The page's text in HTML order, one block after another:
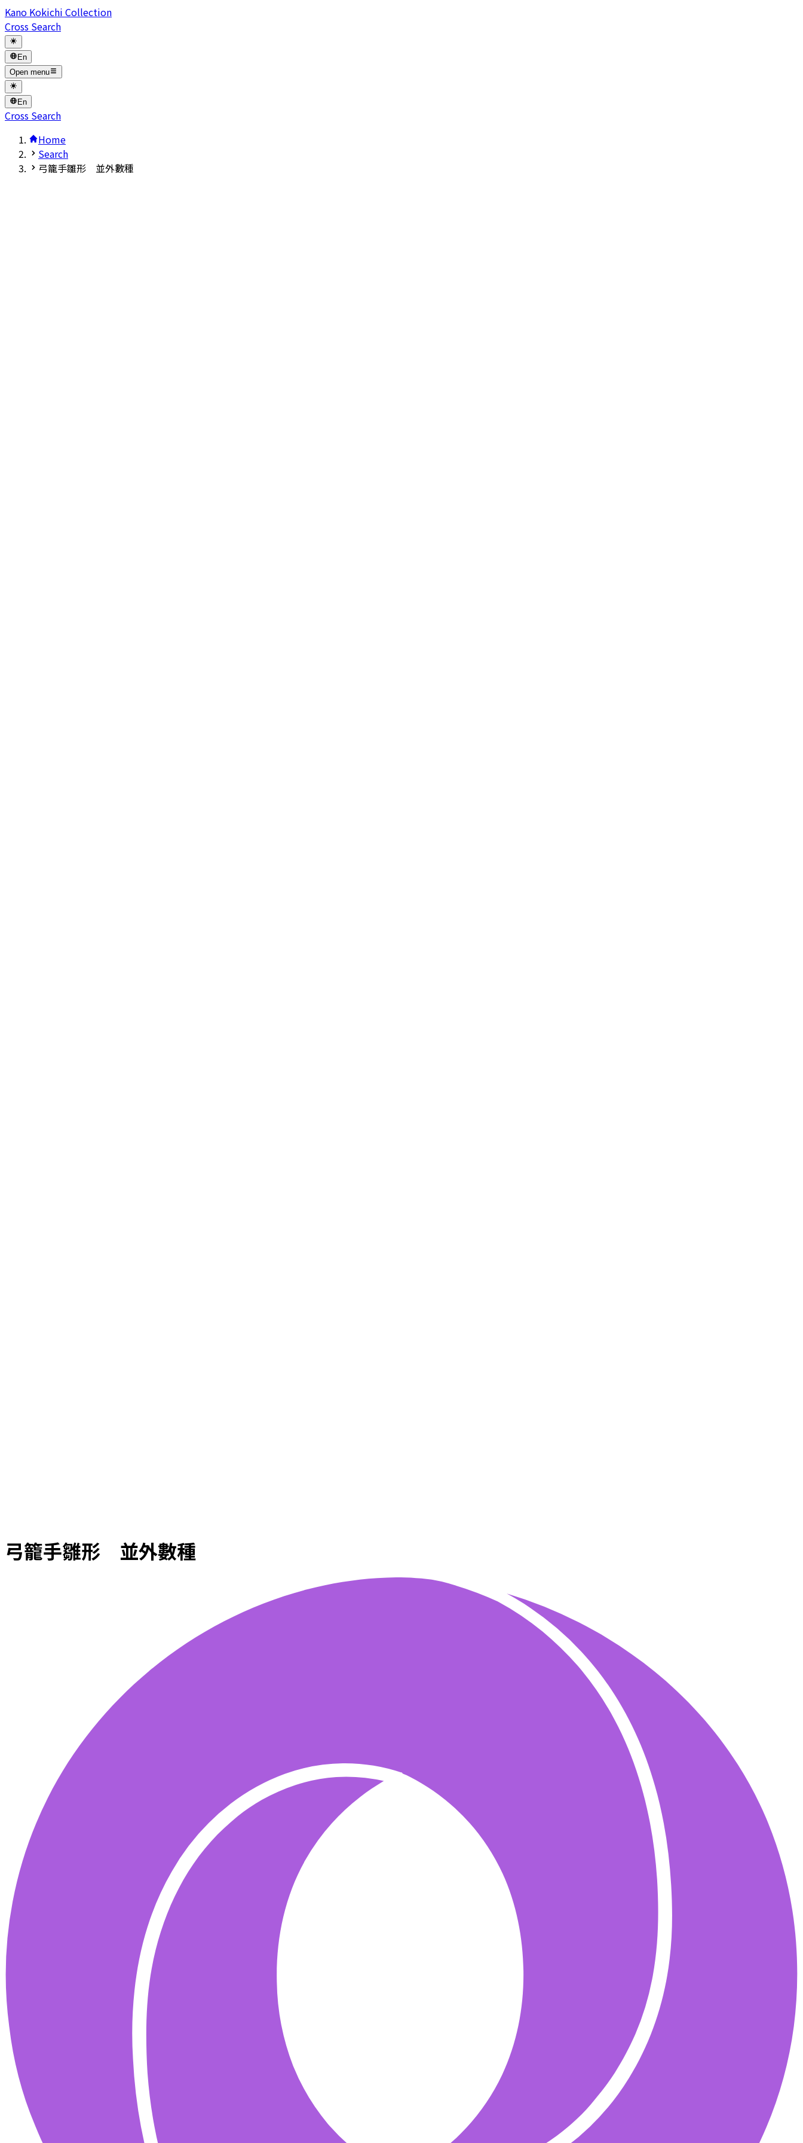
Kano Kokichi Collection
Cross Search
En
Open menu
En
Cross Search
Home
Search
弓籠手雛形 並外數種
弓籠手雛形 並外數種